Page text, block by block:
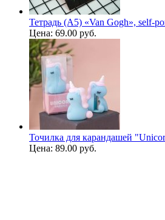
Тетрадь (A5) «Van Gogh», self-
Цена: 69.00 руб.
Точилка для карандашей
Цена: 89.00 руб.